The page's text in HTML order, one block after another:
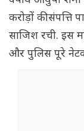
करोड़ों की संपत्ति
साजिश रची. इस
और पुलिस पूरे